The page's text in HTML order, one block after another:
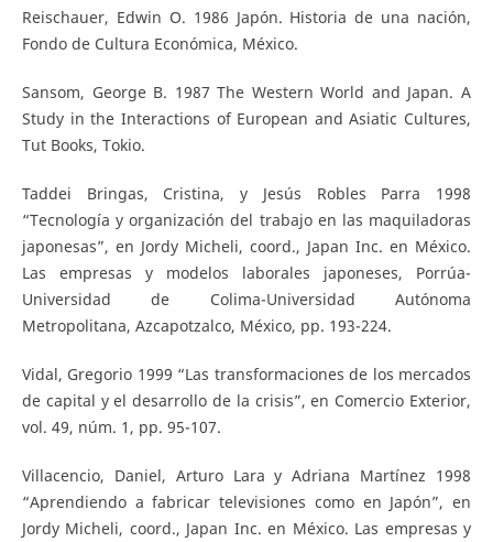
Reischauer, Edwin O. 1986 Japón. Historia de una nación,
Fondo de Cultura Económica, México.
Sansom, George B. 1987 The Western World and Japan. A
Study in the Interactions of European and Asiatic Cultures,
Tut Books, Tokio.
Taddei Bringas, Cristina, y Jesús Robles Parra 1998
“Tecnología y organización del trabajo en las maquiladoras
japonesas”, en Jordy Micheli, coord., Japan Inc. en México.
Las empresas y modelos laborales japoneses, Porrúa-
Universidad de Colima-Universidad Autónoma
Metropolitana, Azcapotzalco, México, pp. 193-224.
Vidal, Gregorio 1999 “Las transformaciones de los mercados
de capital y el desarrollo de la crisis”, en Comercio Exterior,
vol. 49, núm. 1, pp. 95-107.
Villacencio, Daniel, Arturo Lara y Adriana Martínez 1998
“Aprendiendo a fabricar televisiones como en Japón”, en
Jordy Micheli, coord., Japan Inc. en México. Las empresas y